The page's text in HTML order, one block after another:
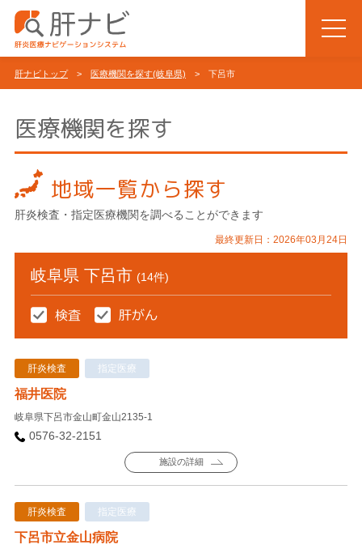
肝ナビトップ> 医療機関を探す(岐阜県) > 下呂市
医療機関を探す
地域一覧から探す
肝炎検査・指定医療機関を調べることができます
最終更新日：2026年03月24日
岐阜県 下呂市 (14件)
肝炎検査 指定医療
福井医院
岐阜県下呂市金山町金山2135-1
0576-32-2151
施設の詳細
肝炎検査 指定医療
下呂市立金山病院